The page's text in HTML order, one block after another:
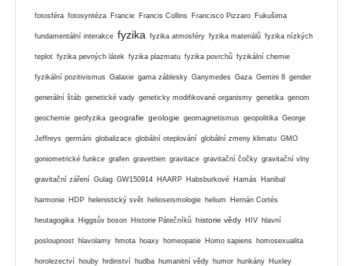
fotosféra fotosyntéza Francie Francis Collins Francisco Pizzaro Fukušima
fundamentální interakce fyzika fyzika atmosféry fyzika materiálů fyzika nízkých
teplot fyzika pevných látek fyzika plazmatu fyzika povrchů fyzikální chemie
fyzikální pozitivismus Galaxie gama záblesky Ganymedes Gaza Gemini 8 gender
generální štáb genetické vady geneticky modifikované organismy genetika genom
geochemie geofyzika geografie geologie geomagnetismus geopolitika George
Jeffreys germáni globalizace globální oteplování globální zmeny klimatu GMO
goniometrické funkce grafen gravettien gravitace gravitační čočky gravitační vlny
gravitační záření Gulag GW150914 HAARP Habsburkové Hamás Hanibal
harmonie HDP helenistický svět helioseismologie helium Hernán Cortés
heutagogika Higgsův boson Historie Pátečníků historie vědy HIV hlavní
posloupnost hlavolamy hmota hoaxy homeopatie Homo sapiens homosexualita
horolezectví houby hrdinství hudba humanitní vědy humor hurikány Huxley